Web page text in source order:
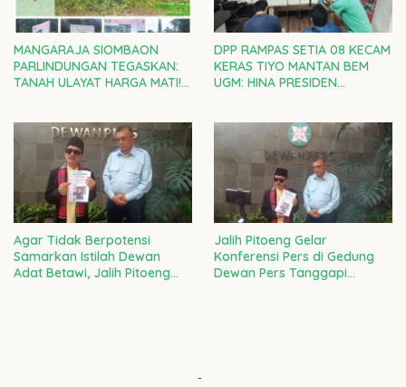
MANGARAJA SIOMBAON
PARLINDUNGAN TEGASKAN:
TANAH ULAYAT HARGA MATI!
PENJAJAHAN GAYA BARU
DPP RAMPAS SETIA 08 KECAM
KERAS TIYO MANTAN BEM
UGM: HINA PRESIDEN
Agar Tidak Berpotensi
Samarkan Istilah Dewan
Adat Betawi, Jalih Pitoeng
Jalih Pitoeng Gelar
Konferensi Pers di Gedung
Dewan Pers Tanggapi
-